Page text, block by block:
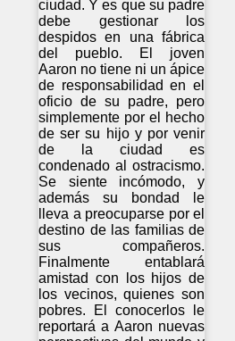
ciudad. Y es que su padre
debe gestionar los
despidos en una fábrica
del pueblo. El joven
Aaron no tiene ni un ápice
de responsabilidad en el
oficio de su padre, pero
simplemente por el hecho
de ser su hijo y por venir
de la ciudad es
condenado al ostracismo.
Se siente incómodo, y
además su bondad le
lleva a preocuparse por el
destino de las familias de
sus compañeros.
Finalmente entablará
amistad con los hijos de
los vecinos, quienes son
pobres. El conocerlos le
reportará a Aaron nuevas